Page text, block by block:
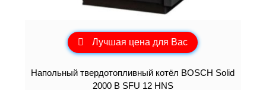
Лучшая цена для Вас
Напольный твердотопливный котёл BOSCH Solid
2000 B SFU 12 HNS